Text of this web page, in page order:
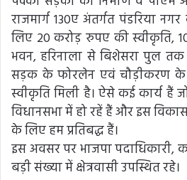
राजमार्ग 130ए अंतर्गत पंडरिया
लिए 20 करोड़ रुपए की स्वीकृति,
भवन, हरिनाला से बिशेसरा पुल तक
सड़क के फोरलेन एवं चौड़ीकरण के
स्वीकृति मिली है। ऐसे कई कार्य हैं
विधानसभा में हो रहें हैं और इस
के लिए हम प्रतिबद्ध हैं।
इस अवसर पर भाजपा पदाधिकारी,
बड़ी संख्या में क्षेत्रवासी उपस्थित रहे।